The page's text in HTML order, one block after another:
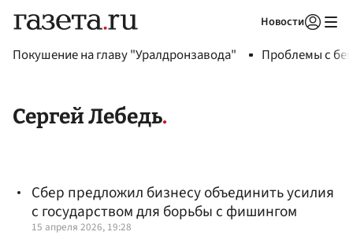
Новости
Покушение на главу "Уралдронзавода" Проблемы с
Сергей Лебедь
Сбер предложил бизнесу объединить усилия
с государством для борьбы с фишингом
15 апреля 2026, 19:28